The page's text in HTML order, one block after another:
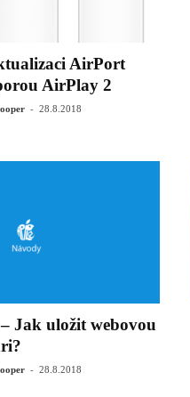
AirPort
AirPlay 2
- 28.8.2018
Jak uložit webovou
- 28.8.2018